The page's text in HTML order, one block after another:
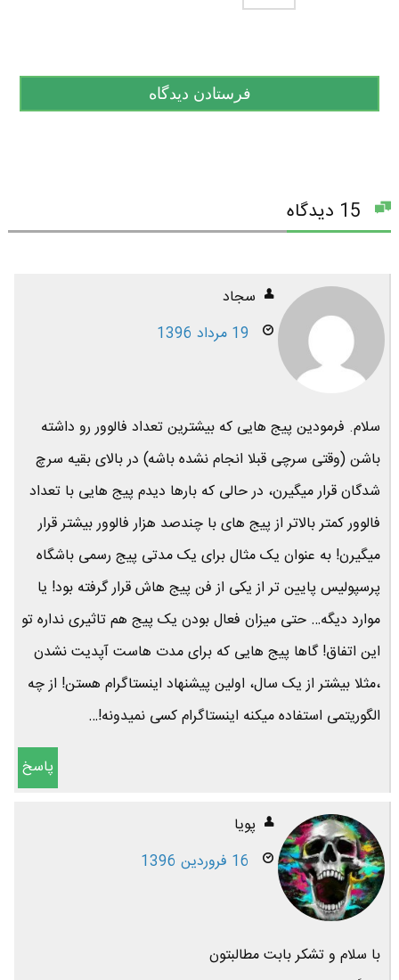
سجاد
19 مرداد 1396
سلام. فرمودین پیج هایی که بیشترین تعداد فالوور رو داشته
باشن (وقتی سرچی قبلا انجام نشده باشه) در بالای بقیه سرچ
شدگان قرار میگیرن، در حالی که بارها دیدم پیج هایی با تعداد
فالوور کمتر بالاتر از پیج های با چندصد هزار فالوور بیشتر قرار
میگیرن! به عنوان یک مثال برای یک مدتی پیج رسمی باشگاه
پرسپولیس پایین تر از یکی از فن پیج هاش قرار گرفته بود! یا
موارد دیگه… حتی میزان فعال بودن یک پیج هم تاثیری نداره تو
این اتفاق! گاها پیج هایی که برای مدت هاست آپدیت نشدن
،مثلا بیشتر از یک سال، اولین پیشنهاد اینستاگرام هستن! از چه
الگوریتمی استفاده میکنه اینستاگرام کسی نمیدونه!…
پاسخ
پویا
16 فروردین 1396
با سلام و تشکر بابت مطالبتون